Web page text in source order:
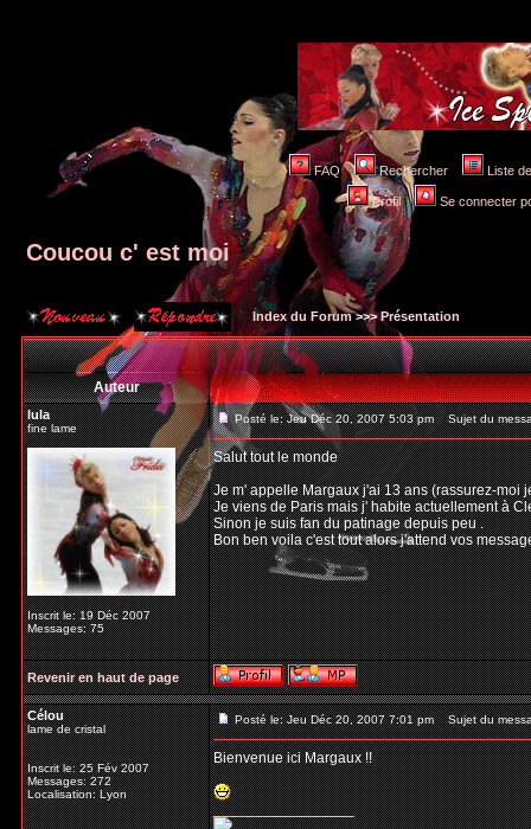
FAQ Rechercher Liste
Profil Se connecter
Coucou c' est moi
Index du Forum>>>Présentation
Auteur
lula
fine lame
Inscrit le: 19 Déc 2007
Messages: 75
Posté le: Jeu Déc 20, 2007 5:03 pm Sujet du
Salut tout le monde
Je m' appelle Margaux j'ai 13 ans (rassurez-moi
Je viens de Paris mais j' habite actuellement à
Sinon je suis fan du patinage depuis peu .
Bon ben voila c'est tout alors j'attend vos
Revenir en haut de page
Célou
lame de cristal
Inscrit le: 25 Fév 2007
Messages: 272
Localisation: Lyon
Posté le: Jeu Déc 20, 2007 7:01 pm Sujet du
Bienvenue ici Margaux !!
_________________